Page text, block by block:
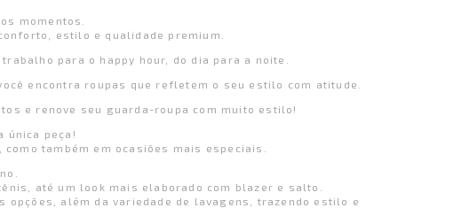
momentos.
estilo e qualidade premium.
para o happy hour, do dia para a noite.
encontra roupas que refletem o seu estilo com atitude.
e renove seu guarda-roupa com muito estilo!
única peça!
também em ocasiões mais especiais.
até um look mais elaborado com blazer e salto.
além da variedade de lavagens, trazendo estilo e